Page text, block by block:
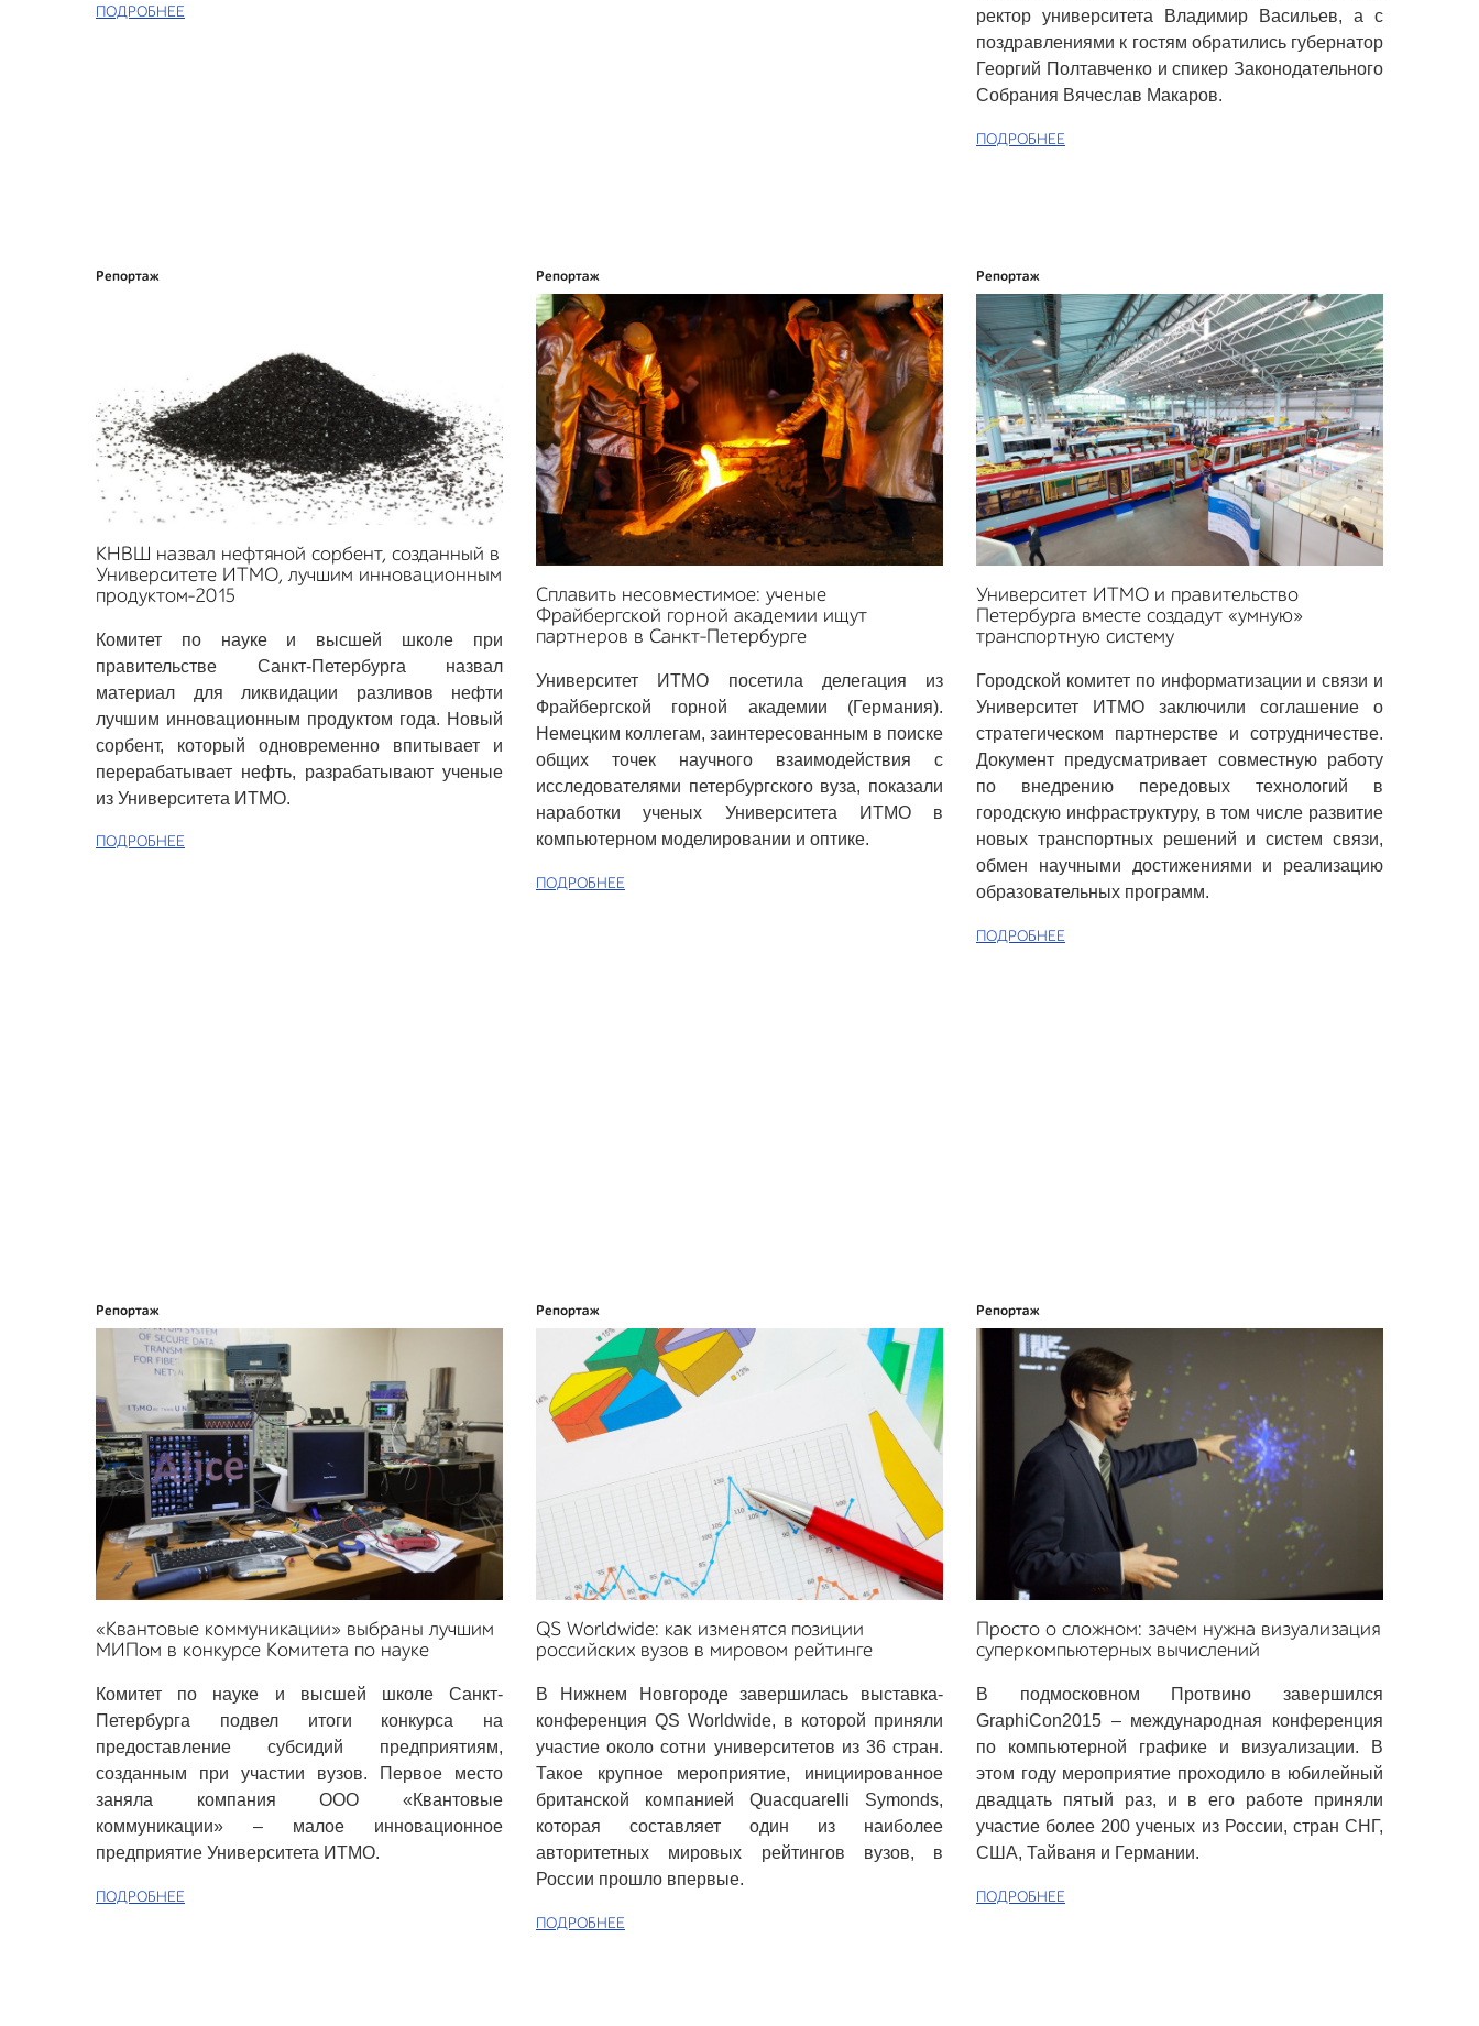
ПОДРОБНЕЕ
ректор университета Владимир Васильев, а с
поздравлениями к гостям обратились губернатор
Георгий Полтавченко и спикер Законодательного
Собрания Вячеслав Макаров.
ПОДРОБНЕЕ
Репортаж
КНВШ назвал нефтяной сорбент, созданный в
Университете ИТМО, лучшим инновационным
продуктом-2015
Комитет по науке и высшей школе при
правительстве Санкт-Петербурга назвал
материал для ликвидации разливов нефти
лучшим инновационным продуктом года. Новый
сорбент, который одновременно впитывает и
перерабатывает нефть, разрабатывают ученые
из Университета ИТМО.
ПОДРОБНЕЕ
Репортаж
Сплавить несовместимое: ученые
Фрайбергской горной академии ищут
партнеров в Санкт-Петербурге
Университет ИТМО посетила делегация из
Фрайбергской горной академии (Германия).
Немецким коллегам, заинтересованным в поиске
общих точек научного взаимодействия с
исследователями петербургского вуза, показали
наработки ученых Университета ИТМО в
компьютерном моделировании и оптике.
ПОДРОБНЕЕ
Репортаж
Университет ИТМО и правительство
Петербурга вместе создадут «умную»
транспортную систему
Городской комитет по информатизации и связи и
Университет ИТМО заключили соглашение о
стратегическом партнерстве и сотрудничестве.
Документ предусматривает совместную работу
по внедрению передовых технологий в
городскую инфраструктуру, в том числе развитие
новых транспортных решений и систем связи,
обмен научными достижениями и реализацию
образовательных программ.
ПОДРОБНЕЕ
Репортаж
«Квантовые коммуникации» выбраны лучшим
МИПом в конкурсе Комитета по науке
Комитет по науке и высшей школе Санкт-
Петербурга подвел итоги конкурса на
предоставление субсидий предприятиям,
созданным при участии вузов. Первое место
заняла компания ООО «Квантовые
коммуникации» – малое инновационное
предприятие Университета ИТМО.
ПОДРОБНЕЕ
Репортаж
QS Worldwide: как изменятся позиции
российских вузов в мировом рейтинге
В Нижнем Новгороде завершилась выставка-
конференция QS Worldwide, в которой приняли
участие около сотни университетов из 36 стран.
Такое крупное мероприятие, инициированное
британской компанией Quacquarelli Symonds,
которая составляет один из наиболее
авторитетных мировых рейтингов вузов, в
России прошло впервые.
ПОДРОБНЕЕ
Репортаж
Просто о сложном: зачем нужна визуализация
суперкомпьютерных вычислений
В подмосковном Протвино завершился
GraphiCon2015 – международная конференция
по компьютерной графике и визуализации. В
этом году мероприятие проходило в юбилейный
двадцать пятый раз, и в его работе приняли
участие более 200 ученых из России, стран СНГ,
США, Тайваня и Германии.
ПОДРОБНЕЕ